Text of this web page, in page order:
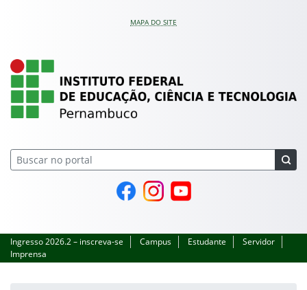
MAPA DO SITE
IFPE – Instituto
Página do Facebook
Perfil no Instagram
Canal no YouTube
Ingresso 2026.2 – inscreva-se Campus Estudante
Servidor
Imprensa